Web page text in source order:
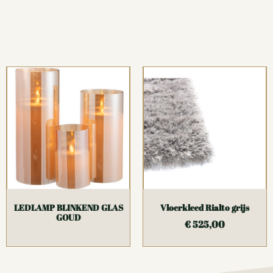
LEDLAMP BLINKEND GLAS
GOUD
Vloerkleed Rialto grijs
€525,00